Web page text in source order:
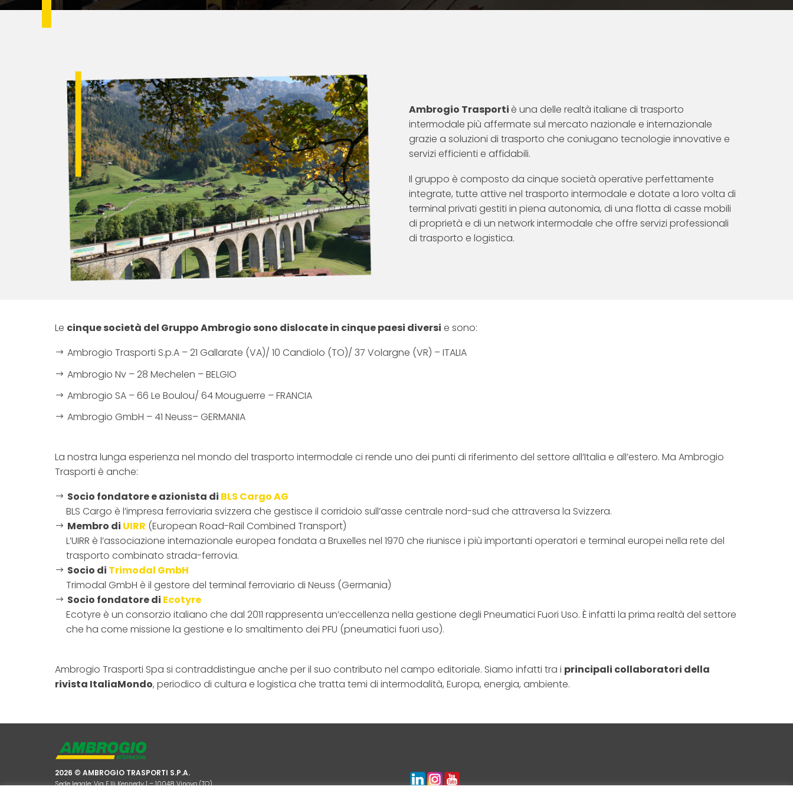
Ambrogio Trasportiè una delle realtà italiane di trasporto
intermodale più affermate sul mercato nazionale e internazionale
grazie a soluzioni di trasporto che coniugano tecnologie innovative e
servizi efficienti e affidabili.
Il gruppo è composto da cinque società operative perfettamente
integrate, tutte attive nel trasporto intermodale e dotate a loro volta di
terminal privati gestiti in piena autonomia, di una flotta di casse mobili
di proprietà e di un network intermodale che offre servizi professionali
di trasporto e logistica.
Le cinque società del Gruppo Ambrogio sono dislocate in cinque paesi diversi e sono:
Ambrogio Trasporti S.p.A – 21 Gallarate (VA)/ 10 Candiolo (TO)/ 37 Volargne (VR) – ITALIA
Ambrogio Nv – 28 Mechelen – BELGIO
Ambrogio SA – 66 Le Boulou/ 64 Mouguerre – FRANCIA
Ambrogio GmbH – 41 Neuss– GERMANIA
La nostra lunga esperienza nel mondo del trasporto intermodale ci rende uno dei punti di riferimento del settore all’Italia e all’estero. Ma Ambrogio
Trasporti è anche:
Socio fondatore e azionista di BLS Cargo AG
BLS Cargo è l’impresa ferroviaria svizzera che gestisce il corridoio sull’asse centrale nord-sud che attraversa la Svizzera.
Membro di UIRR (European Road-Rail Combined Transport)
L’UIRR è l’associazione internazionale europea fondata a Bruxelles nel 1970 che riunisce i più importanti operatori e terminal europei nella rete del
trasporto combinato strada-ferrovia.
Socio di Trimodal GmbH
Trimodal GmbH è il gestore del terminal ferroviario di Neuss (Germania)
Socio fondatore di Ecotyre
Ecotyre è un consorzio italiano che dal 2011 rappresenta un’eccellenza nella gestione degli Pneumatici Fuori Uso. È infatti la prima realtà del settore
che ha come missione la gestione e lo smaltimento dei PFU (pneumatici fuori uso).
Ambrogio Trasporti Spa si contraddistingue anche per il suo contributo nel campo editoriale. Siamo infatti tra i principali collaboratori della
rivista ItaliaMondo, periodico di cultura e logistica che tratta temi di intermodalità, Europa, energia, ambiente.
2026 © AMBROGIO TRASPORTI S.P.A.
Sede legale: Via F.lli Kennedy 1 – 10048 Vinovo (TO)